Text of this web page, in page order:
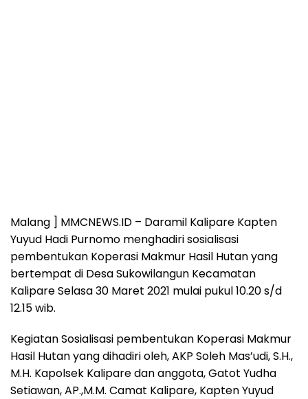
Malang ] MMCNEWS.ID – Daramil Kalipare Kapten
Yuyud Hadi Purnomo menghadiri sosialisasi
pembentukan Koperasi Makmur Hasil Hutan yang
bertempat di Desa Sukowilangun Kecamatan
Kalipare Selasa 30 Maret 2021 mulai pukul 10.20 s/d
12.15 wib.
Kegiatan Sosialisasi pembentukan Koperasi Makmur
Hasil Hutan yang dihadiri oleh, AKP Soleh Mas’udi, S.H.,
M.H. Kapolsek Kalipare dan anggota, Gatot Yudha
Setiawan, AP.,M.M. Camat Kalipare, Kapten Yuyud